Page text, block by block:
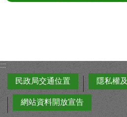
:::
民政局交通位置
隱私權
網站資料開放宣告